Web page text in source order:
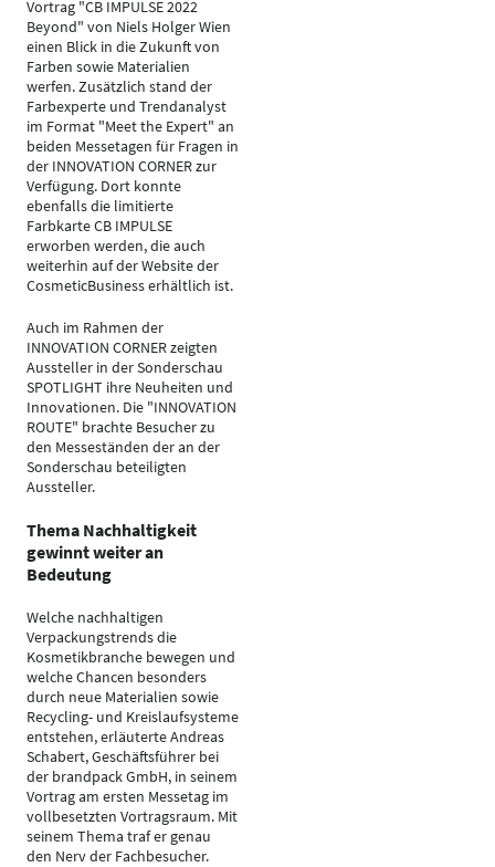
Vortrag "CB IMPULSE 2022
Beyond" von Niels Holger Wien
einen Blick in die Zukunft von
Farben sowie Materialien
werfen. Zusätzlich stand der
Farbexperte und Trendanalyst
im Format "Meet the Expert" an
beiden Messetagen für Fragen in
der INNOVATION CORNER zur
Verfügung. Dort konnte
ebenfalls die limitierte
Farbkarte CB IMPULSE
erworben werden, die auch
weiterhin auf der Website der
CosmeticBusiness erhältlich ist.
Auch im Rahmen der
INNOVATION CORNER zeigten
Aussteller in der Sonderschau
SPOTLIGHT ihre Neuheiten und
Innovationen. Die "INNOVATION
ROUTE" brachte Besucher zu
den Messeständen der an der
Sonderschau beteiligten
Aussteller.
Thema Nachhaltigkeit
gewinnt weiter an
Bedeutung
Welche nachhaltigen
Verpackungstrends die
Kosmetikbranche bewegen und
welche Chancen besonders
durch neue Materialien sowie
Recycling- und Kreislaufsysteme
entstehen, erläuterte Andreas
Schabert, Geschäftsführer bei
der brandpack GmbH, in seinem
Vortrag am ersten Messetag im
vollbesetzten Vortragsraum. Mit
seinem Thema traf er genau
den Nerv der Fachbesucher.